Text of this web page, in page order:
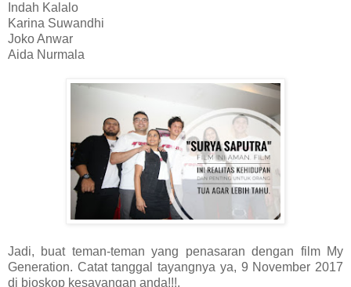
Indah Kalalo
Karina Suwandhi
Joko Anwar
Aida Nurmala
Jadi, buat teman-teman yang penasaran dengan film My
Generation. Catat tanggal tayangnya ya, 9 November 2017
di bioskop kesayangan anda!!!.